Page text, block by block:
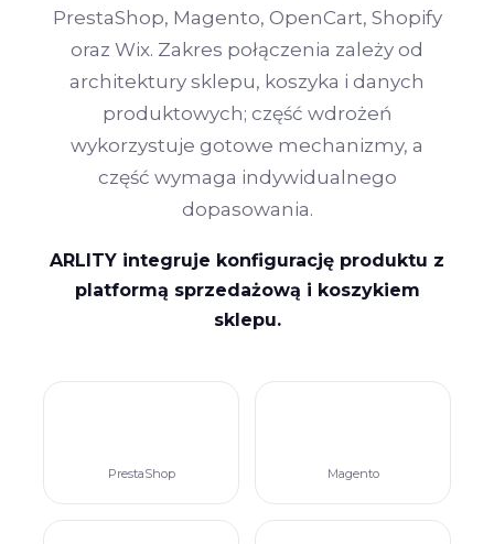
PrestaShop, Magento, OpenCart, Shopify
oraz Wix. Zakres połączenia zależy od
architektury sklepu, koszyka i danych
produktowych; część wdrożeń
wykorzystuje gotowe mechanizmy, a
część wymaga indywidualnego
dopasowania.
ARLITY integruje konfigurację produktu z
platformą sprzedażową i koszykiem
sklepu.
PrestaShop Magento